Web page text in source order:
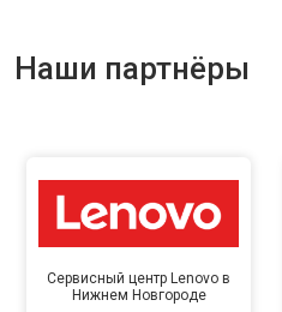
Наши партнёры
Сервисный центр Lenovo в
Нижнем Новгороде